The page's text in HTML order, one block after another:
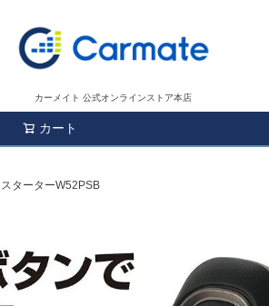
カーメイト 公式オンラインストア本店
カート
ターターW52PSB